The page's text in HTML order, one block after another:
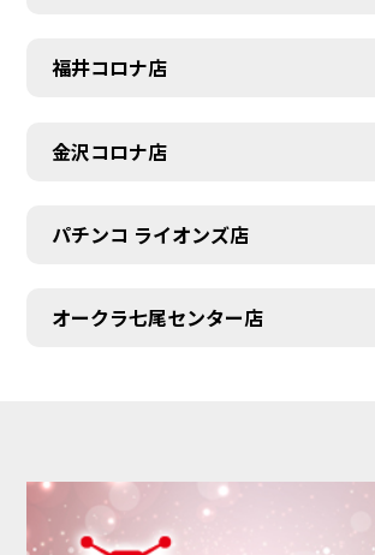
福井コロナ店
金沢コロナ店
パチンコ ライオンズ店
オークラ七尾センター店